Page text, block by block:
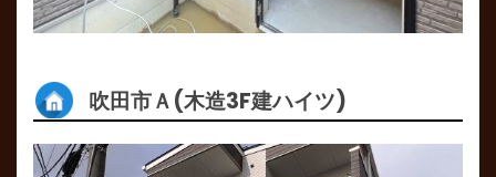
吹田市Ａ(木造3F建ハイツ)